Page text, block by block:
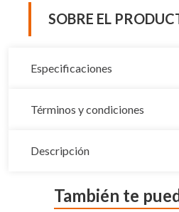
SOBRE EL
Especificaciones
Términos y condiciones
Descripción
También te